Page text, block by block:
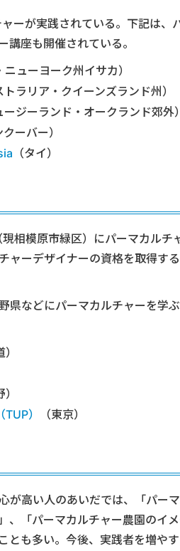
ーが実践されている。下記は、
講座も開催されている。
ニューヨーク州イサカ）
トラリア・クイーンズランド州）
ージーランド・オークランド郊外）
ーバー）
（タイ）
相模原市緑区）にパーマカルチ
ャーデザイナーの資格を取得す
県などにパーマカルチャーを学
）
（東京）
が高い人のあいだでは、「パー
、「パーマカルチャー農園のイ
とも多い。今後、実践者を増や